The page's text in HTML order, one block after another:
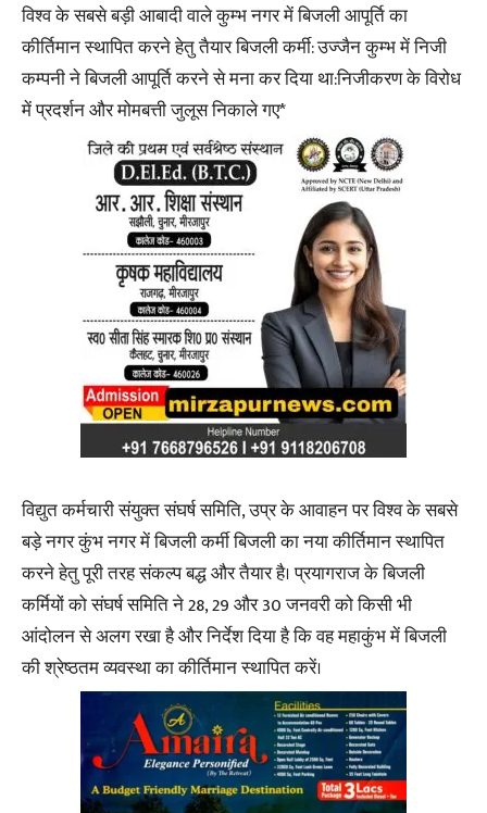
विश्व के सबसे बड़ी आबादी वाले कुम्भ नगर में बिजली आपूर्ति का
कीर्तिमान स्थापित करने हेतु तैयार बिजली कर्मी: उज्जैन कुम्भ में निजी
कम्पनी ने बिजली आपूर्ति करने से मना कर दिया था:निजीकरण के विरोध
में प्रदर्शन और मोमबत्ती जुलूस निकाले गए*
विद्युत कर्मचारी संयुक्त संघर्ष समिति, उप्र के आवाहन पर विश्व के सबसे
बड़े नगर कुंभ नगर में बिजली कर्मी बिजली का नया कीर्तिमान स्थापित
करने हेतु पूरी तरह संकल्प बद्ध और तैयार है। प्रयागराज के बिजली
कर्मियों को संघर्ष समिति ने 28, 29 और 30 जनवरी को किसी भी
आंदोलन से अलग रखा है और निर्देश दिया है कि वह महाकुंभ में बिजली
की श्रेष्ठतम व्यवस्था का कीर्तिमान स्थापित करें।